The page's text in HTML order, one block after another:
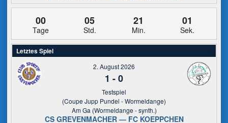
00
Tage
05
Std.
21
Min.
00
Sek.
Letztes Spiel
2. August 2026
1 -0
Testspiel
(Coupe Jupp Pundel - Wormeldange)
Am Ga (Wormeldange - synth.)
CS GREVENMACHER — FC KOEPPCHEN